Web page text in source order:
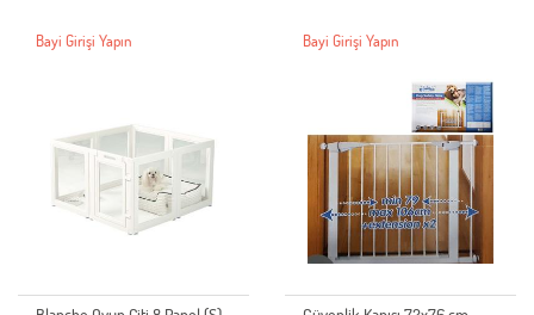
Bayi Girişi Yapın Bayi Girişi Yapın